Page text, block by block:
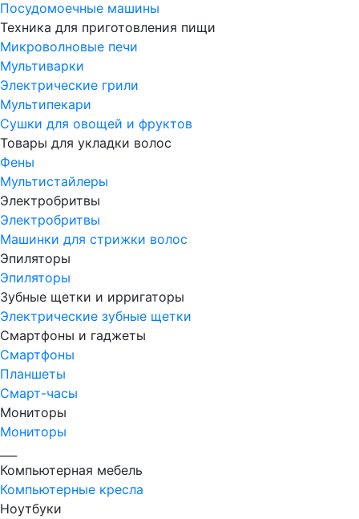
Посудомоечные машины
Техника для приготовления пищи
Микроволновые печи
Мультиварки
Электрические грили
Мультипекари
Сушки для овощей и фруктов
Товары для укладки волос
Фены
Мультистайлеры
Электробритвы
Электробритвы
Машинки для стрижки волос
Эпиляторы
Эпиляторы
Зубные щетки и ирригаторы
Электрические зубные щетки
Смартфоны и гаджеты
Смартфоны
Планшеты
Смарт-часы
Мониторы
Мониторы
Компьютерная мебель
Компьютерные кресла
Ноутбуки